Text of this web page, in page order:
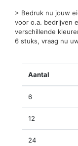
> Bedruk nu jouw
voor o.a. bedrijven
verschillende
6 stuks, vraag nu
Aantal
6
12
24